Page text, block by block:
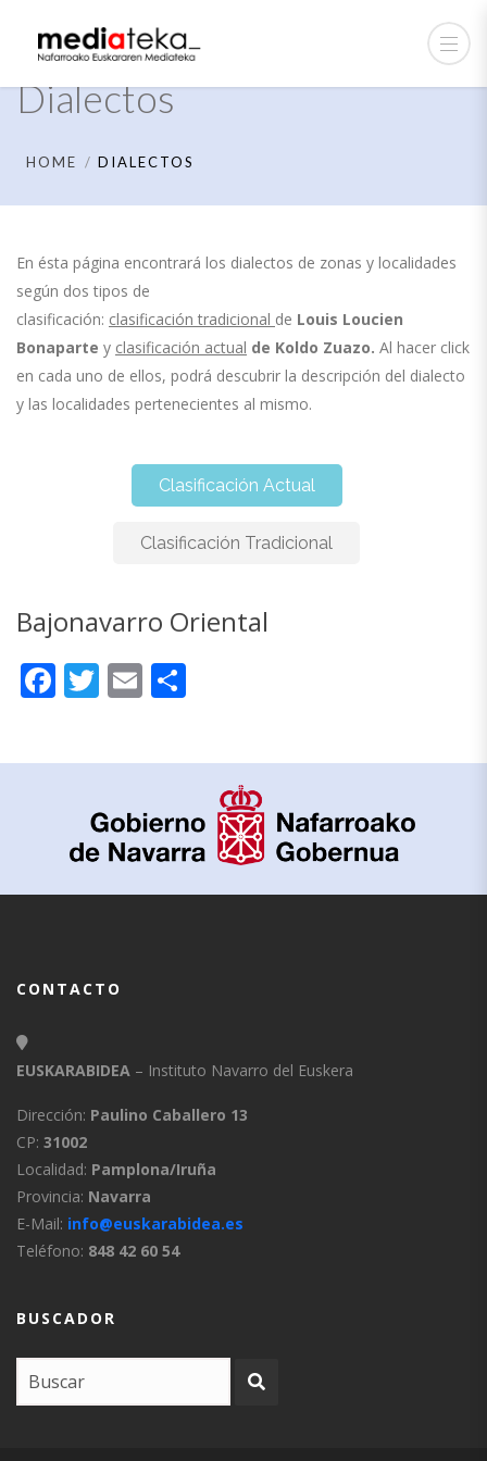
Dialectos
HOME DIALECTOS
En ésta página encontrará los dialectos de zonas y localidades
según dos tipos de
clasificación: clasificación tradicional de Louis Loucien
Bonaparte y clasificación actual de Koldo Zuazo. Al hacer click
en cada uno de ellos, podrá descubrir la descripción del dialecto
y las localidades pertenecientes al mismo.
Clasificación Actual
Clasificación Tradicional
Bajonavarro Oriental
Bajonavarro Oriental
Facebook
Twitter
Email
CONTACTO
EUSKARABIDEA – Instituto Navarro del Euskera
Dirección: Paulino Caballero 13
CP: 31002
Localidad: Pamplona/Iruña
Provincia: Navarra
E-Mail: info@euskarabidea.es
Teléfono: 848 42 60 54
BUSCADOR